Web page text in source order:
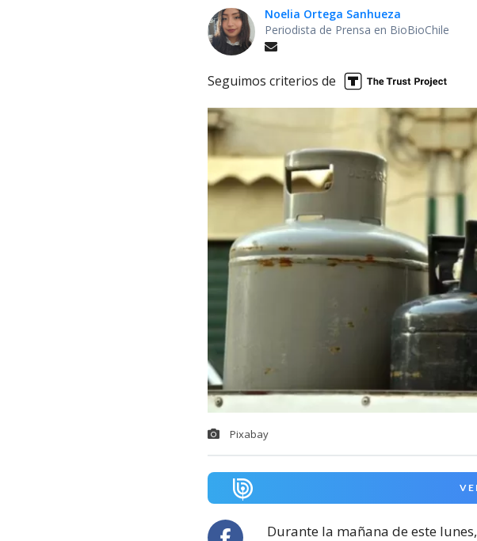
Noelia Ortega Sanhueza
Periodista de Prensa en BioBioChile
Seguimos criterios de
Pixabay
Durante la mañana de este